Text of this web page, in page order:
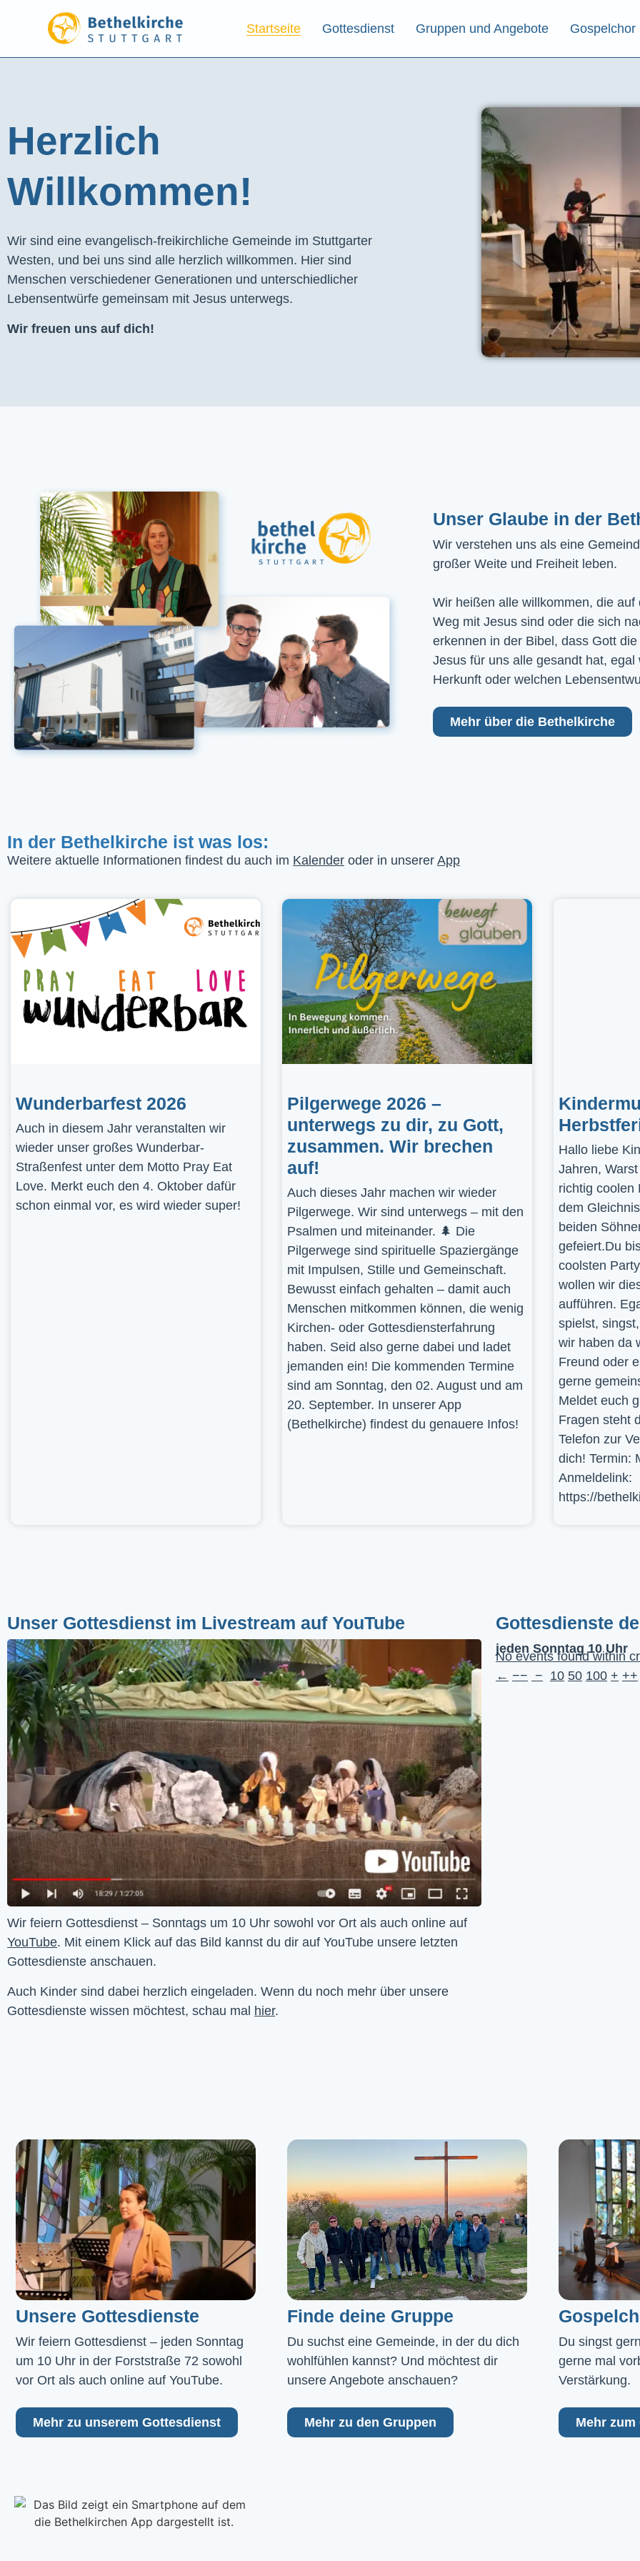
Startseite Gottesdienst Gruppen und Angebote Gospelchor
Herzlich
Willkommen!
Wir sind eine evangelisch-freikirchliche Gemeinde im Stuttgarter
Westen, und bei uns sind alle herzlich willkommen. Hier sind
Menschen verschiedener Generationen und unterschiedlicher
Lebensentwürfe gemeinsam mit Jesus unterwegs.
Wir freuen uns auf dich!
Unser Glaube in der
Wir verstehen uns als eine
großer Weite und Freiheit leben.
Wir heißen alle willkommen, die
Weg mit Jesus sind oder die sich
erkennen in der Bibel, dass Gott
Jesus für uns alle gesandt hat,
Herkunft oder welchen
Mehr über die Bethelkirche
In der Bethelkirche ist was los:
Weitere aktuelle Informationen findest du auch im Kalender oder in unserer App
Wunderbarfest 2026
Auch in diesem Jahr veranstalten wir
wieder unser großes Wunderbar-
Straßenfest unter dem Motto Pray Eat
Love. Merkt euch den 4. Oktober dafür
schon einmal vor, es wird wieder super!
Pilgerwege 2026 –
unterwegs zu dir, zu Gott,
zusammen. Wir brechen
auf!
Auch dieses Jahr machen wir wieder
Pilgerwege. Wir sind unterwegs – mit den
Psalmen und miteinander. 🌲 Die
Pilgerwege sind spirituelle Spaziergänge
mit Impulsen, Stille und Gemeinschaft.
Bewusst einfach gehalten – damit auch
Menschen mitkommen können, die wenig
Kirchen- oder Gottesdiensterfahrung
haben. Seid also gerne dabei und ladet
jemanden ein! Die kommenden Termine
sind am Sonntag, den 02. August und am
20. September. In unserer App
(Bethelkirche) findest du genauere Infos!
Hallo liebe
Jahren,
richtig coolen
dem
beiden
gefeiert.Du
coolsten
wollen wir
aufführen.
spielst,
wir haben da
Freund oder
gerne
Meldet euch
Fragen steht
Telefon zur
dich! Termin:
Anmeldelink:
https://
Unser Gottesdienst im Livestream auf YouTube
YouTube. Mit einem Klick auf das Bild kannst du dir auf YouTube unsere letzten
Gottesdienste anschauen.
Auch Kinder sind dabei herzlich eingeladen. Wenn du noch mehr über unsere
Gottesdienste wissen möchtest, schau mal hier.
Gottesdienste
jeden Sonntag 10 Uhr
No events found within
← −− − 10 50 100 + ++
Unsere Gottesdienste
Wir feiern Gottesdienst – jeden Sonntag
um 10 Uhr in der Forststraße 72 sowohl
vor Ort als auch online auf YouTube.
Mehr zu unserem Gottesdienst
Finde deine Gruppe
Du suchst eine Gemeinde, in der du dich
wohlfühlen kannst? Und möchtest dir
unsere Angebote anschauen?
Mehr zu den Gruppen
Du singst
gerne mal
Verstärkung.
Mehr